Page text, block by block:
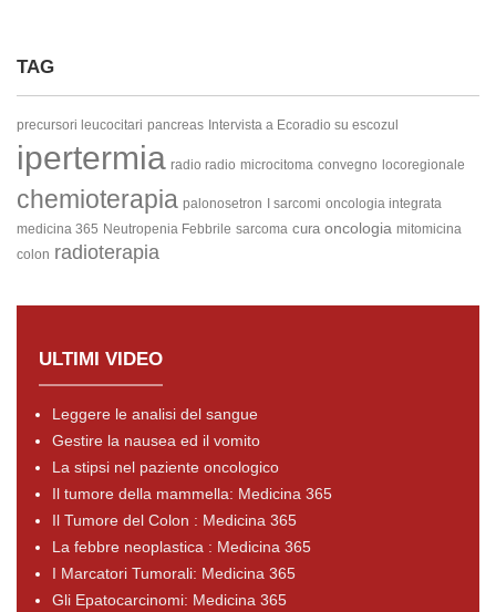
TAG
precursori leucocitari pancreas Intervista a Ecoradio su escozul
ipertermia radio radio microcitoma convegno locoregionale
chemioterapia palonosetron I sarcomi oncologia integrata
medicina 365 Neutropenia Febbrile sarcoma cura oncologia mitomicina
colon radioterapia
ULTIMI VIDEO
Leggere le analisi del sangue
Gestire la nausea ed il vomito
La stipsi nel paziente oncologico
Il tumore della mammella: Medicina 365
Il Tumore del Colon : Medicina 365
La febbre neoplastica : Medicina 365
I Marcatori Tumorali: Medicina 365
Gli Epatocarcinomi: Medicina 365